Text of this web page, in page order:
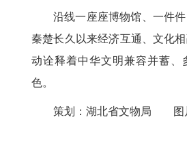
沿线一座座博物馆、一件
秦楚长久以来经济互通、文化
动诠释着中华文明兼容并蓄、
色。
策划：湖北省文物局 图